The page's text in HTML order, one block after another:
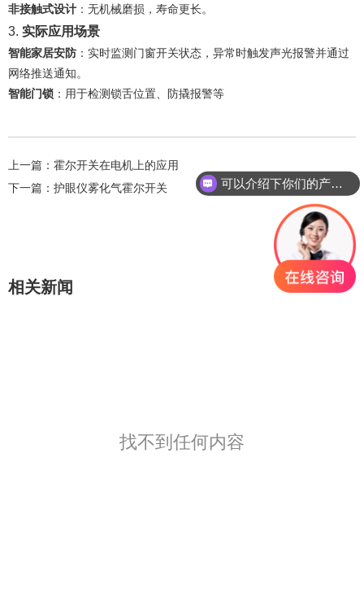
非接触式设计 ‌：无机械磨损，寿命更长。
3. ‌ 实际应用场景
智能家居安防 ‌：实时监测门窗开关状态，异常时触发声光报警并通过
网络推送通知。
智能门锁 ‌：用于检测锁舌位置、防撬报警等
上一篇： 霍尔开关在电机上的应用
下一篇： 护眼仪雾化气霍尔开关
相关新闻
找不到任何内容
可以介绍下你们的产品么？